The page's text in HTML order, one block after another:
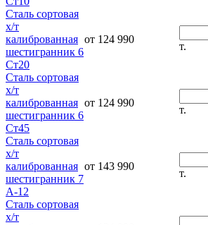
Сталь сортовая
х/т
калиброванная
шестигранник 6
Ст20
от 124 990
т.
Сталь сортовая
х/т
калиброванная
шестигранник 6
Ст45
от 124 990
т.
Сталь сортовая
х/т
калиброванная
шестигранник 7
А-12
от 143 990
т.
Сталь сортовая
х/т